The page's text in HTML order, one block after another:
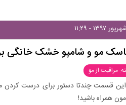
مو و شامپو خشک خانگی
مراقبت از مو
قسمت چندتا دستور برای درست
همراه باشید!